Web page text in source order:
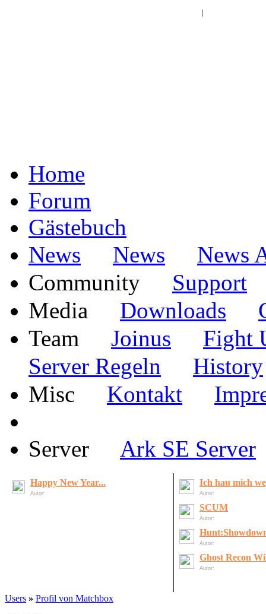
Home
Forum
Gästebuch
News
News
News
Community
Support
Media Downloads
Team
Joinus
Fight
Server Regeln
History
Misc
Kontakt
Server Ark SE Server
Happy New Year...
Autor:
Ich hau mich
Autor:
SCUM
Autor:
Autor:
Ghost Recon
Autor:
Users » Profil von Matchbox